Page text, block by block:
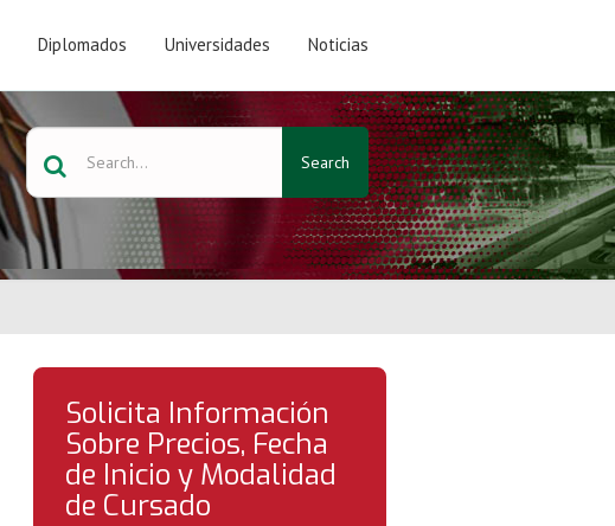
Diplomados Universidades Noticias
Search
Solicita Información
Sobre Precios, Fecha
de Inicio y Modalidad
de Cursado